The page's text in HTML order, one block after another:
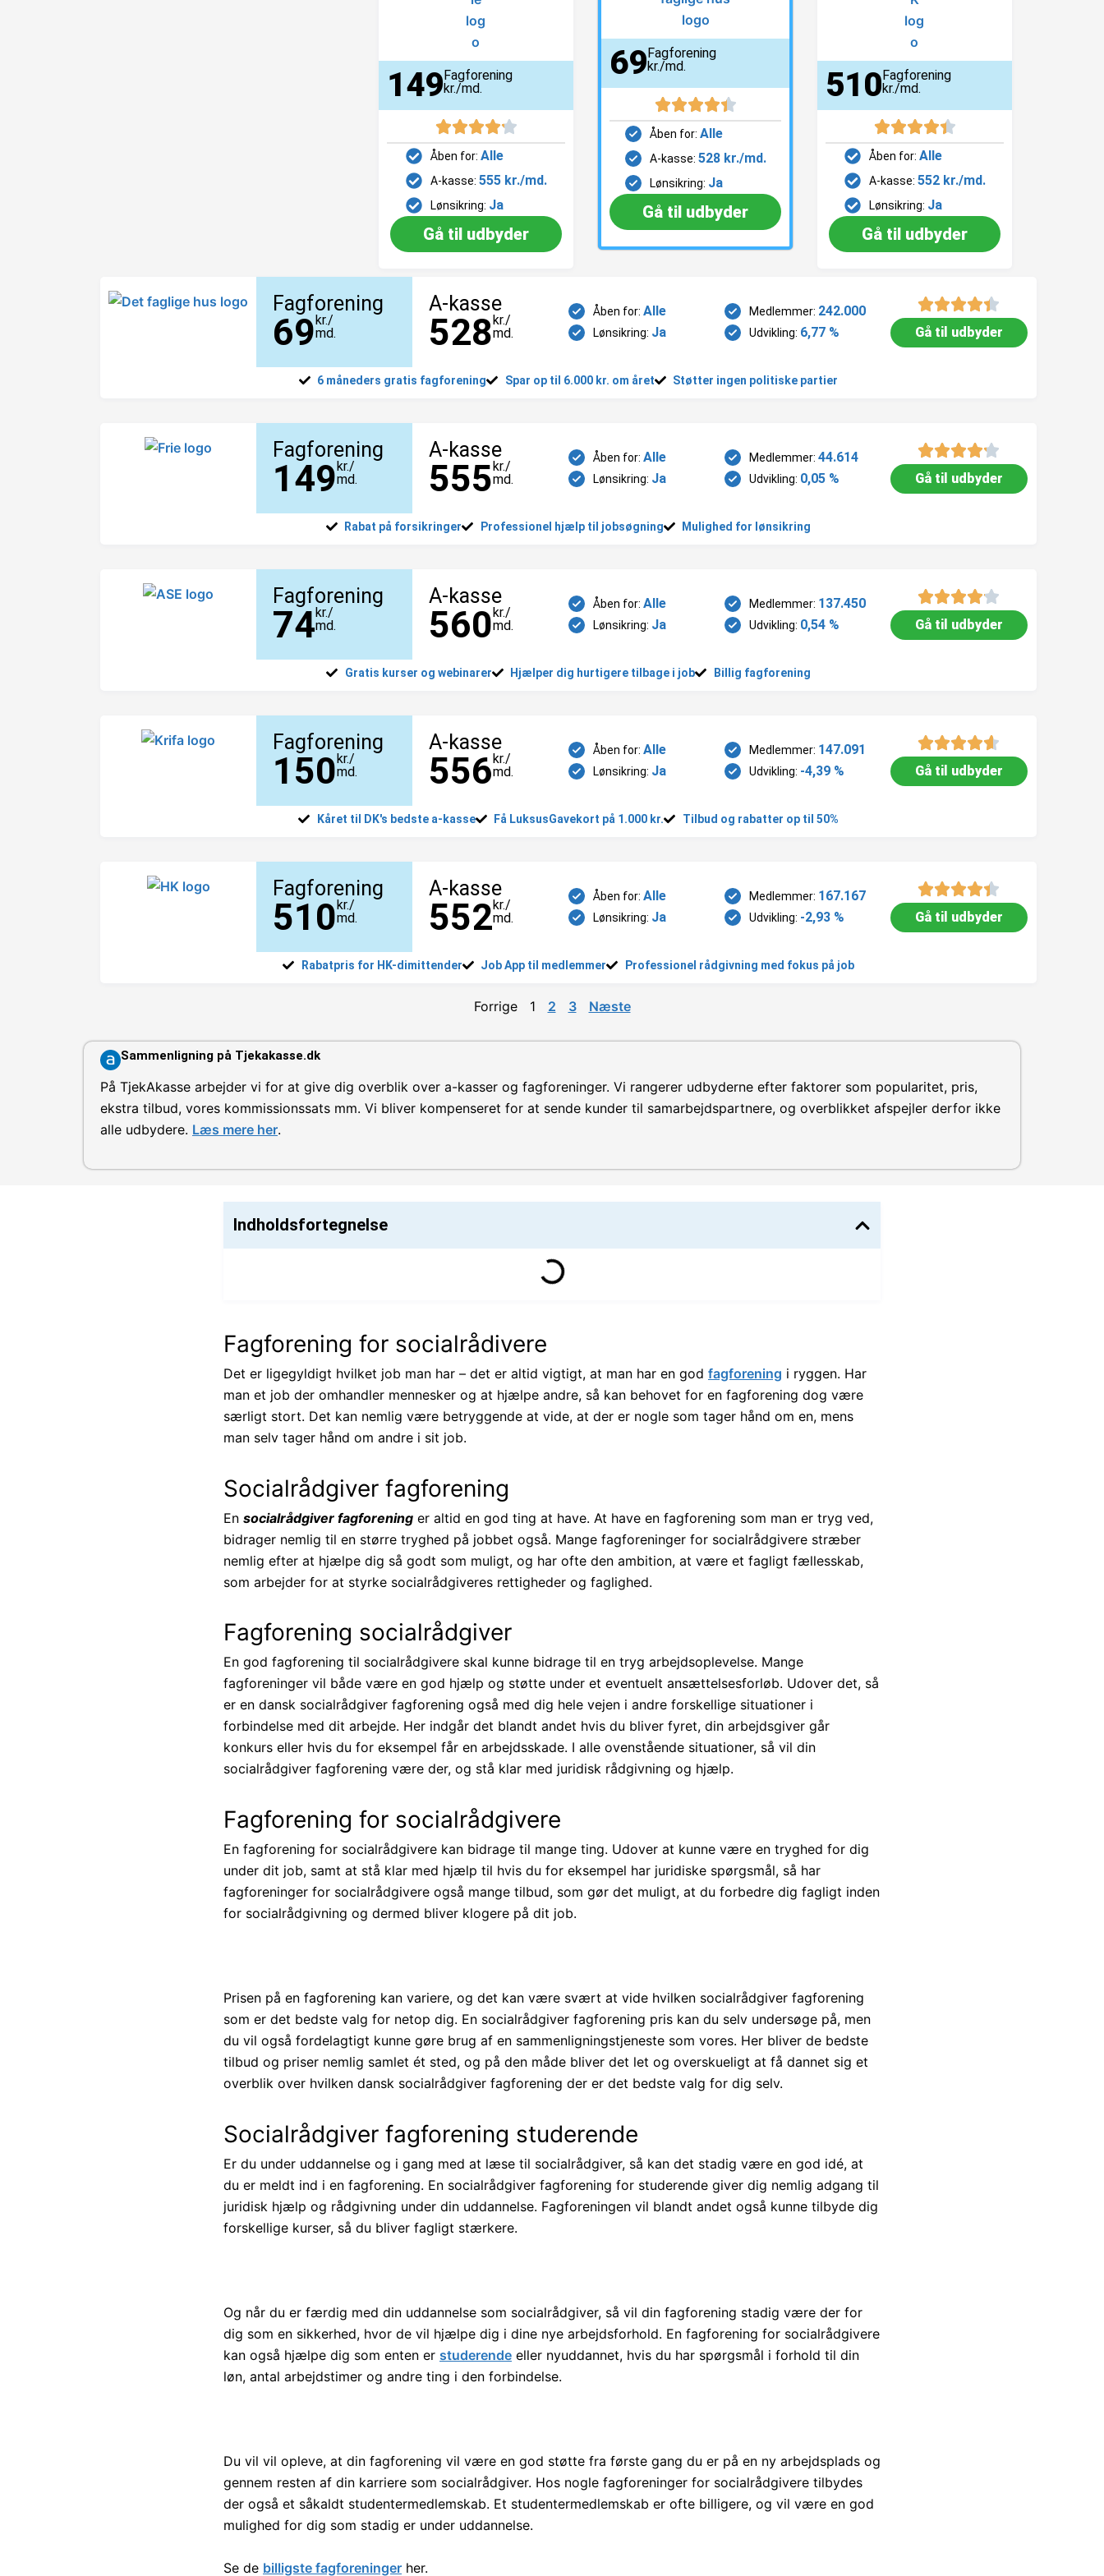
149Fagforening
kr./md.
Åben for: Alle
A-kasse: 555 kr./md.
Lønsikring: Ja
Gå til udbyder
69Fagforening
kr./md.
Åben for: Alle
A-kasse: 528 kr./md.
Lønsikring: Ja
Gå til udbyder
510Fagforening
kr./md.
Åben for: Alle
A-kasse: 552 kr./md.
Lønsikring: Ja
Gå til udbyder
Fagforening
69kr./
md.
A-kasse
528kr./
md.
Åben for: Alle
Lønsikring: Ja
Medlemmer: 242.000
Udvikling: 6,77 % Gå til udbyder
6 måneders gratis fagforening Spar op til 6.000 kr. om året Støtter ingen politiske partier
Fagforening
149kr./
md.
A-kasse
555kr./
md.
Åben for: Alle
Lønsikring: Ja
Medlemmer: 44.614
Udvikling: 0,05 % Gå til udbyder
Rabat på forsikringer Professionel hjælp til jobsøgning Mulighed for lønsikring
Fagforening
74kr./
md.
A-kasse
560kr./
md.
Åben for: Alle
Lønsikring: Ja
Medlemmer: 137.450
Udvikling: 0,54 % Gå til udbyder
Gratis kurser og webinarer Hjælper dig hurtigere tilbage i job Billig fagforening
Fagforening
150kr./
md.
A-kasse
556kr./
md.
Åben for: Alle
Lønsikring: Ja
Medlemmer: 147.091
Udvikling: -4,39 % Gå til udbyder
Kåret til DK's bedste a-kasse Få LuksusGavekort på 1.000 kr. Tilbud og rabatter op til 50%
Fagforening
510kr./
md.
A-kasse
552kr./
md.
Åben for: Alle
Lønsikring: Ja
Medlemmer: 167.167
Udvikling: -2,93 % Gå til udbyder
Rabatpris for HK-dimittender Job App til medlemmer Professionel rådgivning med fokus på job
Forrige 1 2
i
d
3 Næste
Sammenligning på Tjekakasse.dk
På TjekAkasse arbejder vi for at give dig overblik over a-kasser og fagforeninger. Vi rangerer udbyderne efter faktorer som popularitet, pris,
ekstra tilbud, vores kommissionssats mm. Vi bliver kompenseret for at sende kunder til samarbejdspartnere, og overblikket afspejler derfor ikke
alle udbydere. Læs mere her.
Indholdsfortegnelse
Fagforening for socialrådivere
Det er ligegyldigt hvilket job man har – det er altid vigtigt, at man har en god fagforening i ryggen. Har
man et job der omhandler mennesker og at hjælpe andre, så kan behovet for en fagforening dog være
særligt stort. Det kan nemlig være betryggende at vide, at der er nogle som tager hånd om en, mens
man selv tager hånd om andre i sit job.
Socialrådgiver fagforening
En socialrådgiver fagforening er altid en god ting at have. At have en fagforening som man er tryg ved,
bidrager nemlig til en større tryghed på jobbet også. Mange fagforeninger for socialrådgivere stræber
nemlig efter at hjælpe dig så godt som muligt, og har ofte den ambition, at være et fagligt fællesskab,
som arbejder for at styrke socialrådgiveres rettigheder og faglighed.
Fagforening socialrådgiver
En god fagforening til socialrådgivere skal kunne bidrage til en tryg arbejdsoplevelse. Mange
fagforeninger vil både være en god hjælp og støtte under et eventuelt ansættelsesforløb. Udover det, så
er en dansk socialrådgiver fagforening også med dig hele vejen i andre forskellige situationer i
forbindelse med dit arbejde. Her indgår det blandt andet hvis du bliver fyret, din arbejdsgiver går
konkurs eller hvis du for eksempel får en arbejdsskade. I alle ovenstående situationer, så vil din
socialrådgiver fagforening være der, og stå klar med juridisk rådgivning og hjælp.
Fagforening for socialrådgivere
En fagforening for socialrådgivere kan bidrage til mange ting. Udover at kunne være en tryghed for dig
under dit job, samt at stå klar med hjælp til hvis du for eksempel har juridiske spørgsmål, så har
fagforeninger for socialrådgivere også mange tilbud, som gør det muligt, at du forbedre dig fagligt inden
for socialrådgivning og dermed bliver klogere på dit job.
Prisen på en fagforening kan variere, og det kan være svært at vide hvilken socialrådgiver fagforening
som er det bedste valg for netop dig. En socialrådgiver fagforening pris kan du selv undersøge på, men
du vil også fordelagtigt kunne gøre brug af en sammenligningstjeneste som vores. Her bliver de bedste
tilbud og priser nemlig samlet ét sted, og på den måde bliver det let og overskueligt at få dannet sig et
overblik over hvilken dansk socialrådgiver fagforening der er det bedste valg for dig selv.
Socialrådgiver fagforening studerende
Er du under uddannelse og i gang med at læse til socialrådgiver, så kan det stadig være en god idé, at
du er meldt ind i en fagforening. En socialrådgiver fagforening for studerende giver dig nemlig adgang til
juridisk hjælp og rådgivning under din uddannelse. Fagforeningen vil blandt andet også kunne tilbyde dig
forskellige kurser, så du bliver fagligt stærkere.
Og når du er færdig med din uddannelse som socialrådgiver, så vil din fagforening stadig være der for
dig som en sikkerhed, hvor de vil hjælpe dig i dine nye arbejdsforhold. En fagforening for socialrådgivere
kan også hjælpe dig som enten er studerende eller nyuddannet, hvis du har spørgsmål i forhold til din
løn, antal arbejdstimer og andre ting i den forbindelse.
Du vil vil opleve, at din fagforening vil være en god støtte fra første gang du er på en ny arbejdsplads og
gennem resten af din karriere som socialrådgiver. Hos nogle fagforeninger for socialrådgivere tilbydes
der også et såkaldt studentermedlemskab. Et studentermedlemskab er ofte billigere, og vil være en god
mulighed for dig som stadig er under uddannelse.
Se de billigste fagforeninger her.